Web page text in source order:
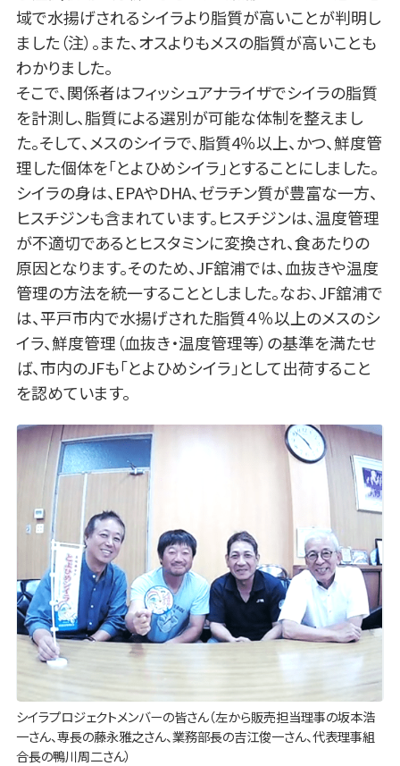
域で水揚げされるシイラより脂質が高いことが判明し
ました（注）。また、オスよりもメスの脂質が高いことも
わかりました。
そこで、関係者はフィッシュアナライザでシイラの脂質
を計測し、脂質による選別が可能な体制を整えまし
た。そして、メスのシイラで、脂質4％以上、かつ、鮮度管
理した個体を「とよひめシイラ」とすることにしました。
シイラの身は、EPAやDHA、ゼラチン質が豊富な一方、
ヒスチジンも含まれています。ヒスチジンは、温度管理
が不適切であるとヒスタミンに変換され、食あたりの
原因となります。そのため、JF舘浦では、血抜きや温度
管理の方法を統一することとしました。なお、JF舘浦で
は、平戸市内で水揚げされた脂質４％以上のメスのシ
イラ、鮮度管理（血抜き・温度管理等）の基準を満たせ
ば、市内のJFも「とよひめシイラ」として出荷すること
を認めています。
シイラプロジェクトメンバーの皆さん（左から販売担当理事の坂本浩
一さん、専長の藤永雅之さん、業務部長の吉江俊一さん、代表理事組
合長の鴨川周二さん）